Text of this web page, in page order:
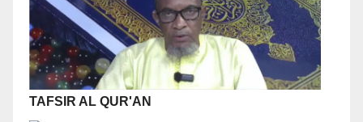
TAFSIR AL QUR'AN